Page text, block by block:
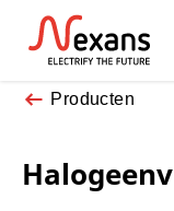
Producten